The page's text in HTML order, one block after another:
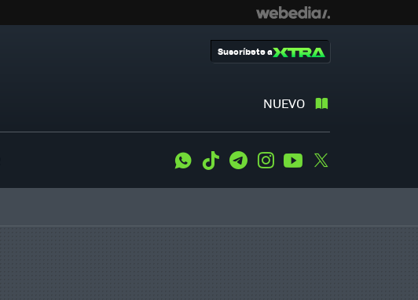
NUEVO
Suscríbete a
WhatsApp
Tiktok TelegramInstagramYoutube